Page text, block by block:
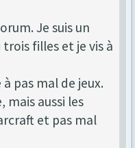
Je suis un
filles et je vis à
pas mal de jeux.
mais aussi les
et pas mal